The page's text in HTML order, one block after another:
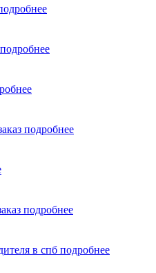
подробнее
подробнее
подробнее
в спб подробнее